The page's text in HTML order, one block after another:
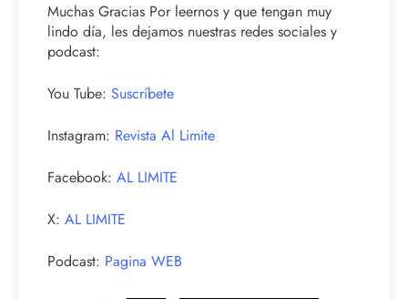
Muchas Gracias Por leernos y que tengan muy
lindo día, les dejamos nuestras redes sociales y
podcast:
You Tube: Suscríbete
Instagram: Revista Al Limite
Facebook: AL LIMITE
X: AL LIMITE
Podcast: Pagina WEB